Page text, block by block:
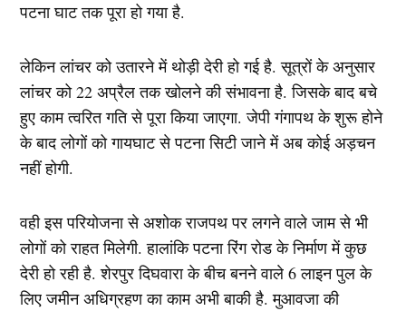
पटना घाट तक पूरा हो गया है.
लेकिन लांचर को उतारने में थोड़ी देरी हो गई है. सूत्रों के अनुसार
लांचर को 22 अप्रैल तक खोलने की संभावना है. जिसके बाद बचे
हुए काम त्वरित गति से पूरा किया जाएगा. जेपी गंगापथ के शुरू होने
के बाद लोगों को गायघाट से पटना सिटी जाने में अब कोई अड़चन
नहीं होगी.
वही इस परियोजना से अशोक राजपथ पर लगने वाले जाम से भी
लोगों को राहत मिलेगी. हालांकि पटना रिंग रोड के निर्माण में कुछ
देरी हो रही है. शेरपुर दिघवारा के बीच बनने वाले 6 लाइन पुल के
लिए जमीन अधिग्रहण का काम अभी बाकी है. मुआवजा की